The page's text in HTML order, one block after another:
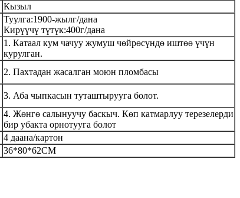
Кызыл
Туулга:1900-жылг/дана
Кирүүчү түтүк:400г/дана
1. Катаал кум чачуу жумуш чөйрөсүндө иштөө үчүн
курулган.
2. Пахтадан жасалган моюн пломбасы
3. Аба чыпкасын туташтырууга болот.
4. Жөнгө салынуучу баскыч. Көп катмарлуу терезелерди
бир убакта орнотууга болот
4 даана/картон
36*80*62CM